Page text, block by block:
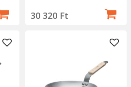
30 320 Ft